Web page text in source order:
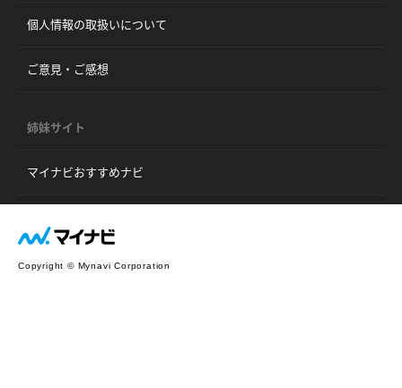
個人情報の取扱いについて
ご意見・ご感想
姉妹サイト
マイナビおすすめナビ
Copyright © Mynavi Corporation